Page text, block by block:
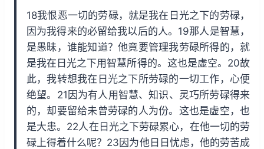
18我恨恶一切的劳碌，就是我在日光之下的劳碌，
因为我得来的必留给我以后的人。19那人是智慧，
是愚昧，谁能知道？他竟要管理我劳碌所得的，就
是我在日光之下用智慧所得的。这也是虚空。20故
此，我转想我在日光之下所劳碌的一切工作，心便
绝望。21因为有人用智慧、知识、灵巧所劳碌得来
的，却要留给未曾劳碌的人为份。这也是虚空，也
是大患。22人在日光之下劳碌累心，在他一切的劳
碌上得着什么呢？23因为他日日忧虑，他的劳苦成